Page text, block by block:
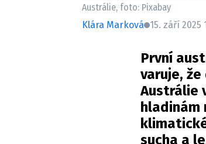
Austrálie, foto: Pixabay
Klára Marková
15. září 2025
První
varuje,
Austrálie
hladinám
sucha a